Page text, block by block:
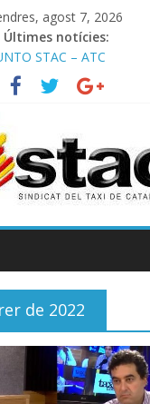
agost 7, 2026
Últimes notícies:
STAC – ATC
de la reunión con los
de Barcelona.
LIBRE 29.07.2026 en
TÈCNICA PARA
EN EL PUERTO DE
LIBRE 22.07.2026 en
de 2022